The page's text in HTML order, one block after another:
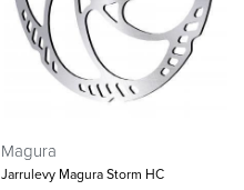
Magura
Jarrulevy Magura Storm HC